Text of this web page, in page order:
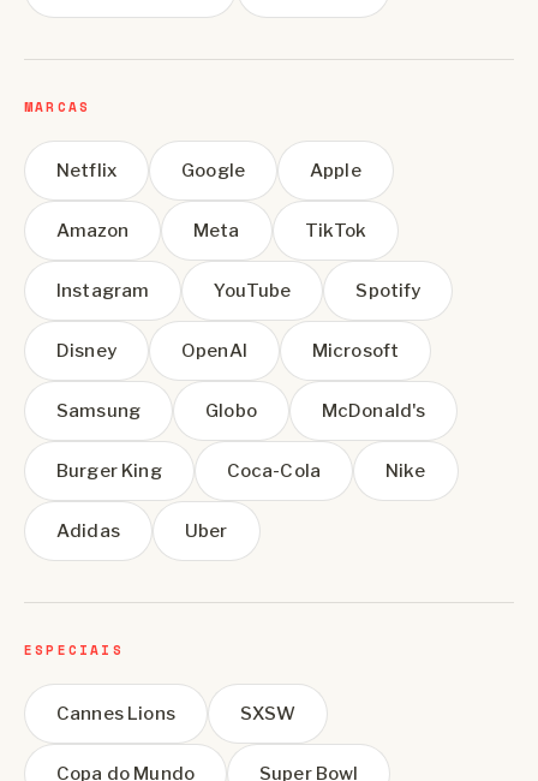
MARCAS
Netflix Google Apple
Amazon Meta TikTok
Instagram YouTube Spotify
Disney OpenAI Microsoft
Samsung Globo McDonald's
Burger King Coca-Cola Nike
Adidas Uber
ESPECIAIS
Cannes Lions SXSW
Copa do Mundo Super Bowl